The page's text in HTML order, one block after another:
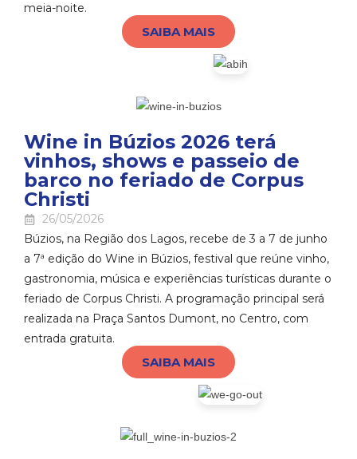
meia-noite.
SAIBA MAIS
Wine in Búzios 2026 terá
vinhos, shows e passeio de
barco no feriado de Corpus
Christi
26/05/2026
Búzios, na Região dos Lagos, recebe de 3 a 7 de junho
a 7ª edição do Wine in Búzios, festival que reúne vinho,
gastronomia, música e experiências turísticas durante o
feriado de Corpus Christi. A programação principal será
realizada na Praça Santos Dumont, no Centro, com
entrada gratuita.
SAIBA MAIS